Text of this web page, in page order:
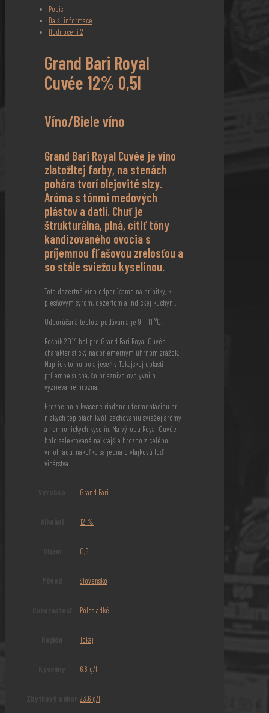
Popis
Další informace
Hodnocení2
Grand Bari Royal
Cuvée 12% 0,5l
Víno/Biele víno
Grand Bari Royal Cuvée je víno
zlatožltej farby, na stenách
pohára tvorí olejovité slzy.
Aróma s tónmi medových
plástov a datlí. Chuť je
štrukturálna, plná, cítiť tóny
kandizovaného ovocia s
príjemnou fľašovou zrelosťou a
so stále sviežou kyselinou.
Toto dezertné víno odporúčame na prípitky, k
plesňovým syrom, dezertom a indickej kuchyni.
Odporúčaná teplota podávania je 9 – 11 °C.
Ročník 2014 bol pre Grand Bari Royal Cuvée
charakteristický nadpriemerným úhrnom zrážok.
Napriek tomu bola jeseň v Tokajskej oblasti
príjemne suchá, čo priaznivo ovplyvnilo
vyzrievanie hrozna.
Hrozne bolo kvasené riadenou fermentáciou pri
nízkych teplotách kvôli zachovaniu sviežej arómy
a harmonických kyselín. Na výrobu Royal Cuvée
bolo selektované najkrajšie hrozno z celého
vinohradu, nakoľko sa jedna o vlajkovú loď
vinárstva.
Grand Bari
12 %
0,5 l
Slovensko
Polosladké
Tokaj
6,8 g/l
23,6 g/l